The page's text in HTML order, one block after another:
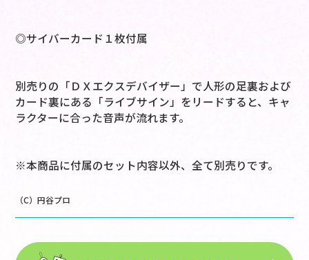
◎サイバーカード１枚付属
別売りの「ＤＸエクスデバイザー」で人形の足裏および
カード裏にある「ライブサイン」をリードすると、キャ
ラクターに合った音声が流れます。
※本商品に付属のセット内容以外、全て別売りです。
（C）円谷プロ